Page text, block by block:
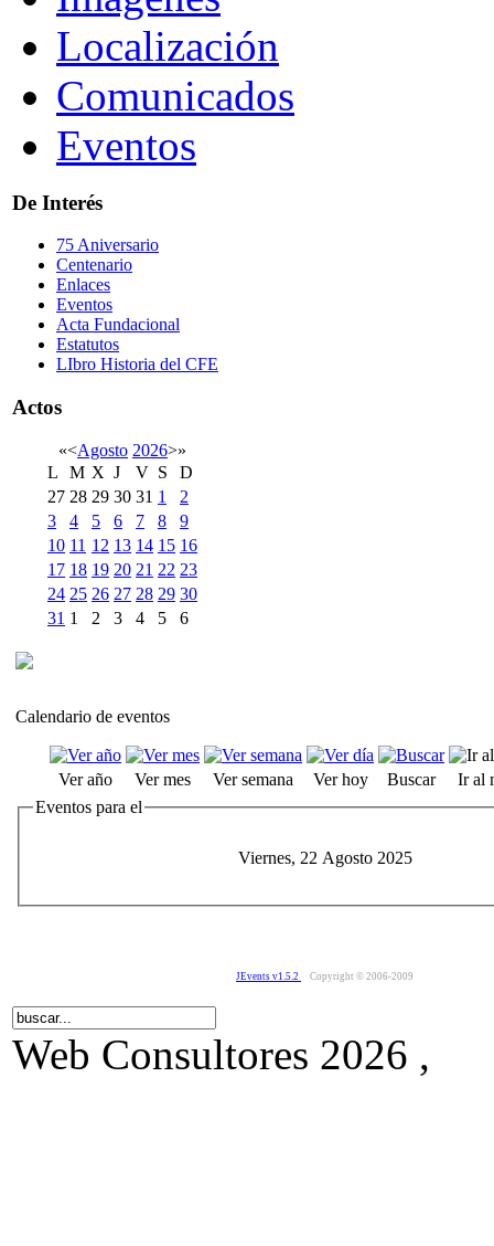
Localización
Comunicados
Eventos
De Interés
75 Aniversario
Centenario
Enlaces
Eventos
Acta Fundacional
Estatutos
LIbro Historia del CFE
Actos
«<Agosto 2026>»
L
M X J V S
D
27 28 29 30 31 1
2
3
4 5 6 7 8
9
10 11 12 13 14 15 16
17 18 19 20 21 22 23
24 25 26 27 28 29 30
31 1 2 3 4 5 6
Calendario de eventos
Ver año Ver mes Ver semana Ver hoy Buscar
Ir al
Eventos para el
Viernes, 22 Agosto 2025
JEvents v1.5.2 Copyright © 2006-2009
Web Consultores 2026 ,